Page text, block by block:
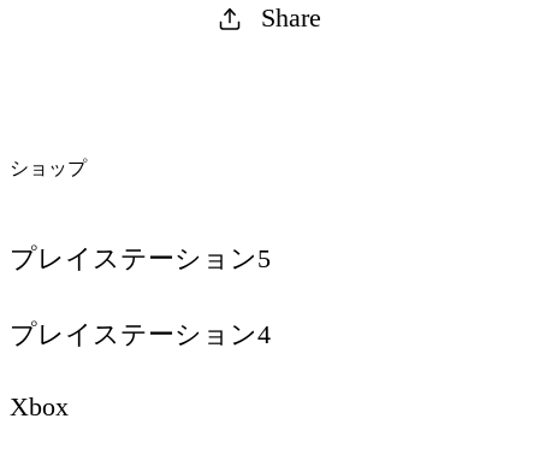
Share
ショップ
プレイステーション5
プレイステーション4
Xbox